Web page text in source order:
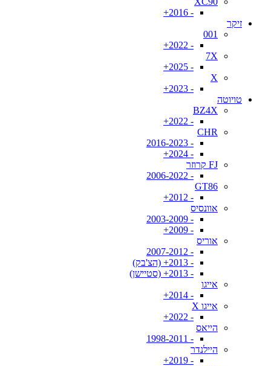
- 2016+
זיקר
001
- 2022+
7X
- 2025+
X
- 2023+
טויוטה
BZ4X
- 2022+
CHR
- 2016-2023
- 2024+
FJ קרוזר
- 2006-2022
GT86
- 2012+
אוונסיס
- 2003-2009
- 2009+
אוריס
- 2007-2012
- 2013+ (הצ'בק)
- 2013+ (סטיישן)
אייגו
- 2014+
אייגו X
- 2022+
הייאס
- 1998-2011
היילנדר
- 2019+